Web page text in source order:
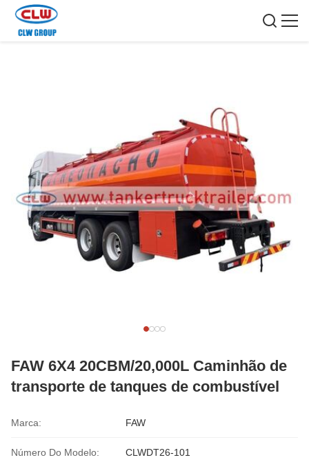
FAW 6X4 20CBM/20,000L Caminhão de
transporte de tanques de combustível
Marca: FAW
Número Do Modelo: CLWDT26-101